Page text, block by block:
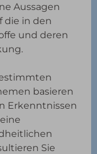
Aussagen
die in den
und deren
basieren
Erkenntnissen
Sie